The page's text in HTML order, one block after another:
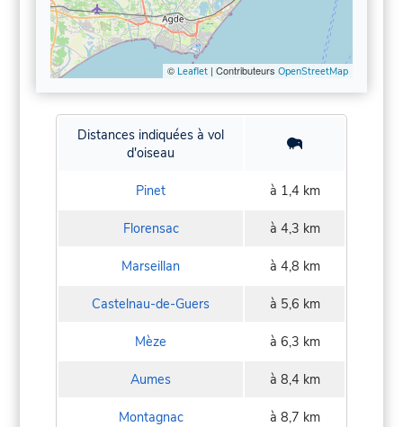
© Leaflet| Contributeurs OpenStreetMap
Distances indiquées à vol
d'oiseau
Pinet à 1,4 km
Florensac à 4,3 km
Marseillan à 4,8 km
Castelnau-de-Guers à 5,6 km
Mèze à 6,3 km
Aumes à 8,4 km
Montagnac à 8,7 km